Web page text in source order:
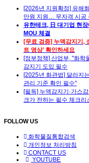
[2026년 지원확정] 유해
만원 지원… 무자격 시공
유한테크, 日 대기업 현
MOU 체결
[무료 검증] 누액감지기,
트 영상’ 확인하세요
[정부정책] 산업부, "화학
감지기 도입 필수
[2025년 화관법] 달라지
관리 기준 확인 필수"
[필독] 누액감지기·가스
크가 전하는 필수 체크리
FOLLOW US
화학물질통합검색
개인정보 처리방침
CONTACT US
YOUTUBE